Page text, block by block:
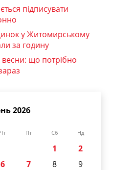
підписувати
у Житомирському
за годину
що потрібно
2026
Чт Пт Сб Нд
1
2
6 7 8
9